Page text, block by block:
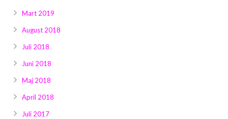
Mart 2019
August 2018
Juli 2018
Juni 2018
Maj 2018
April 2018
Juli 2017